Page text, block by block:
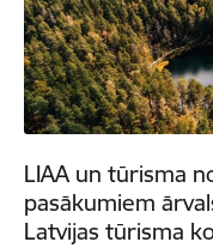
LIAA un tūrisma
pasākumiem
Latvijas tūrisma